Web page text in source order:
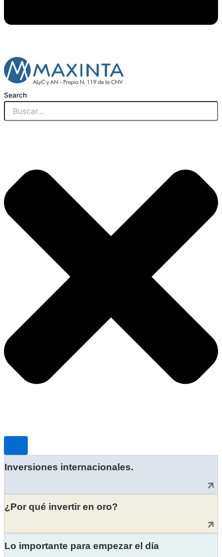
Search
Inversiones internacionales.
¿Por qué invertir en oro?
Lo importante para empezar el día